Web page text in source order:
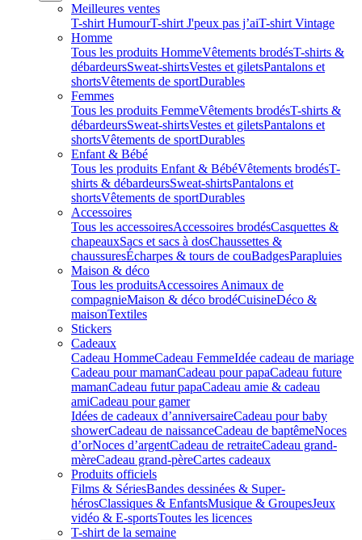
Meilleures ventes
T-shirt HumourT-shirt J'peux pas j’aiT-shirt Vintage
Homme
Tous les produits HommeVêtements brodésT-shirts &
débardeursSweat-shirtsVestes et giletsPantalons et
shortsVêtements de sportDurables
Femmes
Tous les produits FemmeVêtements brodésT-shirts &
débardeursSweat-shirtsVestes et giletsPantalons et
shortsVêtements de sportDurables
Enfant & Bébé
Tous les produits Enfant & BébéVêtements brodésT-
shirts & débardeursSweat-shirtsPantalons et
shortsVêtements de sportDurables
Accessoires
Tous les accessoiresAccessoires brodésCasquettes &
chapeauxSacs et sacs à dosChaussettes &
chaussuresÉcharpes & tours de couBadgesParapluies
Maison & déco
Tous les produitsAccessoires Animaux de
compagnieMaison & déco brodéCuisineDéco &
maisonTextiles
Stickers
Cadeaux
Cadeau HommeCadeau FemmeIdée cadeau de mariage​
Cadeau pour mamanCadeau pour papaCadeau future
mamanCadeau futur papaCadeau amie & cadeau
amiCadeau pour gamer
Idées de cadeaux d’anniversaireCadeau pour baby
showerCadeau de naissanceCadeau de baptêmeNoces
d’orNoces d’argentCadeau de retraiteCadeau grand-
mèreCadeau grand-pèreCartes cadeaux
Produits officiels
Films & SériesBandes dessinées & Super-
hérosClassiques & EnfantsMusique & GroupesJeux
vidéo & E-sportsToutes les licences
T-shirt de la semaine